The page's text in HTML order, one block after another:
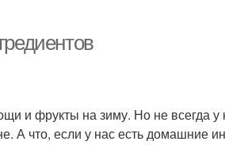
и фрукты на зиму. Но не всегда у
А что, если у нас есть домашние